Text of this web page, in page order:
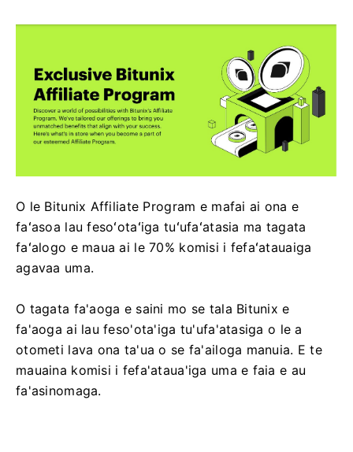
O le Bitunix Affiliate Program e mafai ai ona e
faʻasoa lau fesoʻotaʻiga tuʻufaʻatasia ma tagata
faʻalogo e maua ai le 70% komisi i fefaʻatauaiga
agavaa uma.
O tagata fa'aoga e saini mo se tala Bitunix e
fa'aoga ai lau feso'ota'iga tu'ufa'atasiga o le a
otometi lava ona ta'ua o se fa'ailoga manuia. E te
mauaina komisi i fefa'ataua'iga uma e faia e au
fa'asinomaga.